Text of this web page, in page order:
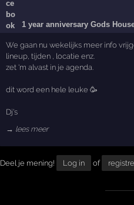
1 year anniversary Gods
We gaan nu wekelijks meer info
lineup, tijden , locatie enz.
zet 'm alvast in je agenda.
dit word een hele leuke 🥳
Dj's
→ lees meer
Deel je mening! Log in of